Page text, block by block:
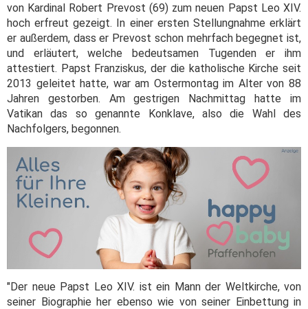
von Kardinal Robert Prevost (69) zum neuen Papst Leo XIV.
hoch erfreut gezeigt. In einer ersten Stellungnahme erklärt
er außerdem, dass er Prevost schon mehrfach begegnet ist,
und erläutert, welche bedeutsamen Tugenden er ihm
attestiert. Papst Franziskus, der die katholische Kirche seit
2013 geleitet hatte, war am Ostermontag im Alter von 88
Jahren gestorben. Am gestrigen Nachmittag hatte im
Vatikan das so genannte Konklave, also die Wahl des
Nachfolgers, begonnen.
"Der neue Papst Leo XIV. ist ein Mann der Weltkirche, von
seiner Biographie her ebenso wie von seiner Einbettung in